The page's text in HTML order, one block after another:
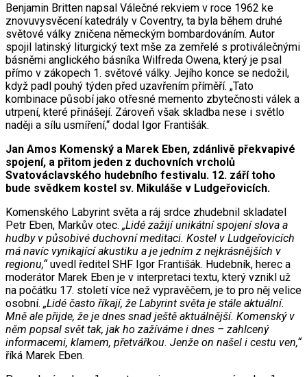
Benjamin Britten napsal Válečné rekviem v roce 1962 ke
znovuvysvěcení katedrály v Coventry, ta byla během druhé
světové války zničena německým bombardováním. Autor
spojil latinský liturgický text mše za zemřelé s protiválečnými
básněmi anglického básníka Wilfreda Owena, který je psal
přímo v zákopech 1. světové války. Jejího konce se nedožil,
když padl pouhý týden před uzavřením příměří. „Tato
kombinace působí jako otřesné memento zbytečnosti válek a
utrpení, které přinášejí. Zároveň však skladba nese i světlo
naději a sílu usmíření,“ dodal Igor Františák.
Jan Amos Komenský a Marek Eben, zdánlivě překvapivé
spojení, a přitom jeden z duchovních vrcholů
Svatováclavského hudebního festivalu. 12. září toho
bude svědkem kostel sv. Mikuláše v Ludgeřovicích.
Komenského Labyrint světa a ráj srdce zhudebnil skladatel
Petr Eben, Markův otec. „Lidé zažijí unikátní spojení slova a
hudby v působivé duchovní meditaci. Kostel v Ludgeřovicích
má navíc vynikající akustiku a je jedním z nejkrásnějších v
regionu,“uvedl ředitel SHF Igor Františák. Hudebník, herec a
moderátor Marek Eben je v interpretaci textu, který vznikl už
na počátku 17. století více než vypravěčem, je to pro něj velice
osobní. „Lidé často říkají, že Labyrint světa je stále aktuální.
Mně ale přijde, že je dnes snad ještě aktuálnější. Komenský v
něm popsal svět tak, jak ho zažíváme i dnes – zahlcený
informacemi, klamem, přetvářkou. Jenže on našel i cestu ven,“
říká Marek Eben.